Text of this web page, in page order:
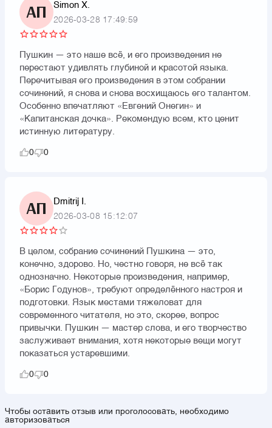
АП Simon X.
2026-03-28 17:49:59
Пушкин — это наше всё, и его произведения не
перестают удивлять глубиной и красотой языка.
Перечитывая его произведения в этом собрании
сочинений, я снова и снова восхищаюсь его талантом.
Особенно впечатляют «Евгений Онегин» и
«Капитанская дочка». Рекомендую всем, кто ценит
истинную литературу.
0 0
АП Dmitrij I.
2026-03-08 15:12:07
В целом, собрание сочинений Пушкина — это,
конечно, здорово. Но, честно говоря, не всё так
однозначно. Некоторые произведения, например,
«Борис Годунов», требуют определённого настроя и
подготовки. Язык местами тяжеловат для
современного читателя, но это, скорее, вопрос
привычки. Пушкин — мастер слова, и его творчество
заслуживает внимания, хотя некоторые вещи могут
показаться устаревшими.
0 0
Чтобы оставить отзыв или проголосовать, необходимо
авторизоваться